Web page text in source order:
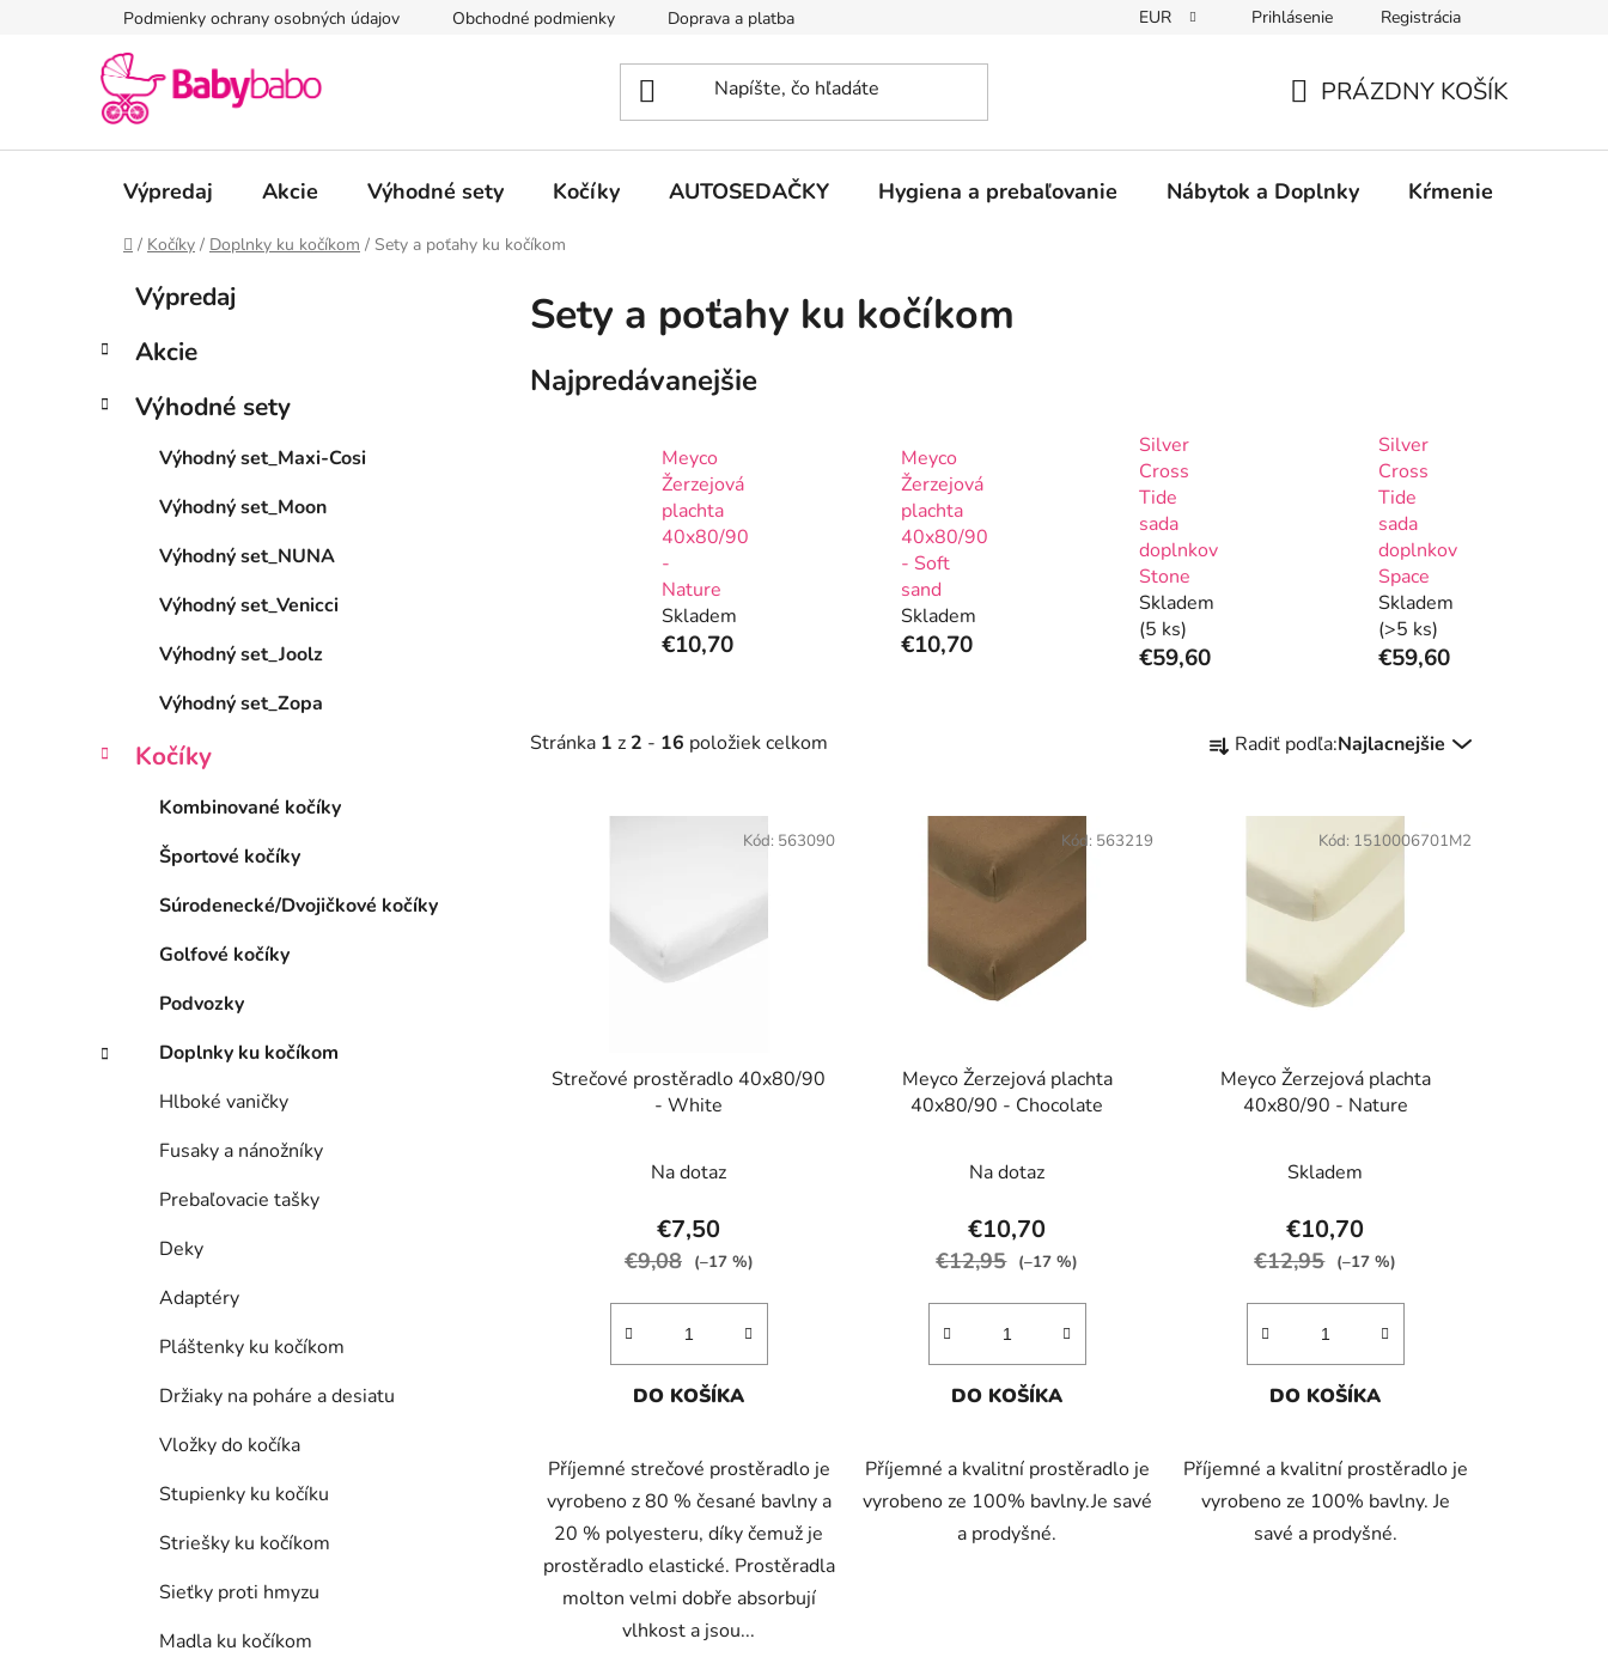
Podmienky ochrany osobných údajov Obchodné podmienky Doprava a platba EUR Prihlásenie Registrácia
KOŠÍK
PRÁZDNY KOŠÍK
Výpredaj Akcie Výhodné sety Kočíky AUTOSEDAČKY Hygiena a prebaľovanie Nábytok a Doplnky Kŕmenie
Domov
/ Kočíky / Doplnky ku kočíkom / Sety a poťahy ku kočíkom
č
ý
Preskočiť
kategórie
e
ó
Výpredaj
Akcie
Výhodné sety
Výhodný set_Maxi-Cosi
Výhodný set_Moon
Výhodný set_NUNA
Výhodný set_Venicci
Výhodný set_Joolz
Výhodný set_Zopa
Kočíky
Kombinované kočíky
Športové kočíky
Súrodenecké/Dvojičkové kočíky
Golfové kočíky
Podvozky
Doplnky ku kočíkom
Hlboké vaničky
Fusaky a nánožníky
Prebaľovacie tašky
Deky
Adaptéry
Pláštenky ku kočíkom
Držiaky na poháre a desiatu
Vložky do kočíka
Stupienky ku kočíku
Striešky ku kočíkom
Sieťky proti hmyzu
Madla ku kočíkom
Sety a poťahy ku kočíkom
Najpredávanejšie
Meyco
Žerzejová
plachta
40x80/90
-
Nature
Skladem
€10,70
Meyco
Žerzejová
plachta
40x80/90
- Soft
sand
Skladem
€10,70
Silver
Cross
Tide
sada
doplnkov
Stone
Skladem
(5 ks)
€59,60
Silver
Cross
Tide
sada
doplnkov
Space
Skladem
(>5 ks)
€59,60
Stránka 1 z 2 - 16 položiek celkom
a
u
Radiť podľa:Najlacnejšie
Strečové prostěradlo 40x80/90
- White
Na dotaz
€7,50
€9,08 (–17 %)
DO KOŠÍKA
Příjemné strečové prostěradlo je
vyrobeno z 80 % česané bavlny a
20 % polyesteru, díky čemuž je
prostěradlo elastické. Prostěradla
molton velmi dobře absorbují
vlhkost a jsou...
Kód: 563090
Meyco Žerzejová plachta
40x80/90 - Chocolate
Na dotaz
€10,70
€12,95 (–17 %)
DO KOŠÍKA
Příjemné a kvalitní prostěradlo je
vyrobeno ze 100% bavlny.Je savé
a prodyšné.
Kód: 563219
Meyco Žerzejová plachta
40x80/90 - Nature
Skladem
€10,70
€12,95 (–17 %)
DO KOŠÍKA
Příjemné a kvalitní prostěradlo je
vyrobeno ze 100% bavlny. Je
savé a prodyšné.
Kód: 1510006701M2